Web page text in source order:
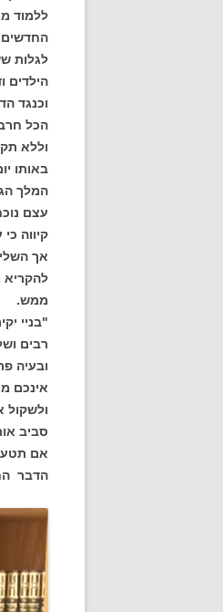
ללמוד
החדשים
לגלות
הילדים
וכנגד
הכל
וללא
באותו
המלך
עצם
קיווה
אך
להקריא
ממש.
"בניי
רבים
ובעיה
אינכם
ולשקול
סביב
אם
הדבר